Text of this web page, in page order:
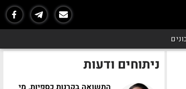
ניתוחים ודעות